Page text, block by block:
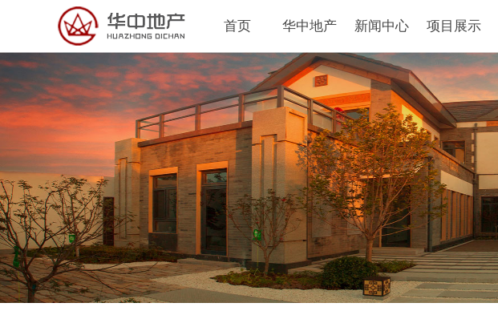
首页 华中地产 新闻中心 项目展示